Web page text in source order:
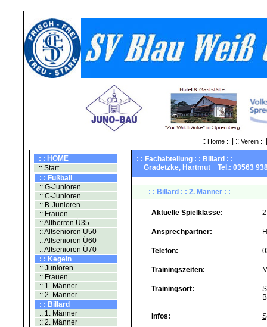
:: Home :: | :: Verein ::
: : HOME
:: Start
: : Fußball
:: G-Junioren
:: C-Junioren
:: B-Junioren
:: Frauen
:: Altherren Ü35
:: Altsenioren Ü50
:: Altsenioren Ü60
:: Altsenioren Ü70
: : Kegeln
:: Junioren
:: Frauen
:: 1. Männer
:: 2. Männer
: : Billard
:: 1. Männer
:: 2. Männer
: : Fachabteilung : : Billard : :
Gradetzke, Hartmut Tel.: 03563
: : Billard : : 2. Männer : :
Aktuelle Spielklasse:
Ansprechpartner:
Telefon:
Trainingszeiten:
Trainingsort:
Infos: